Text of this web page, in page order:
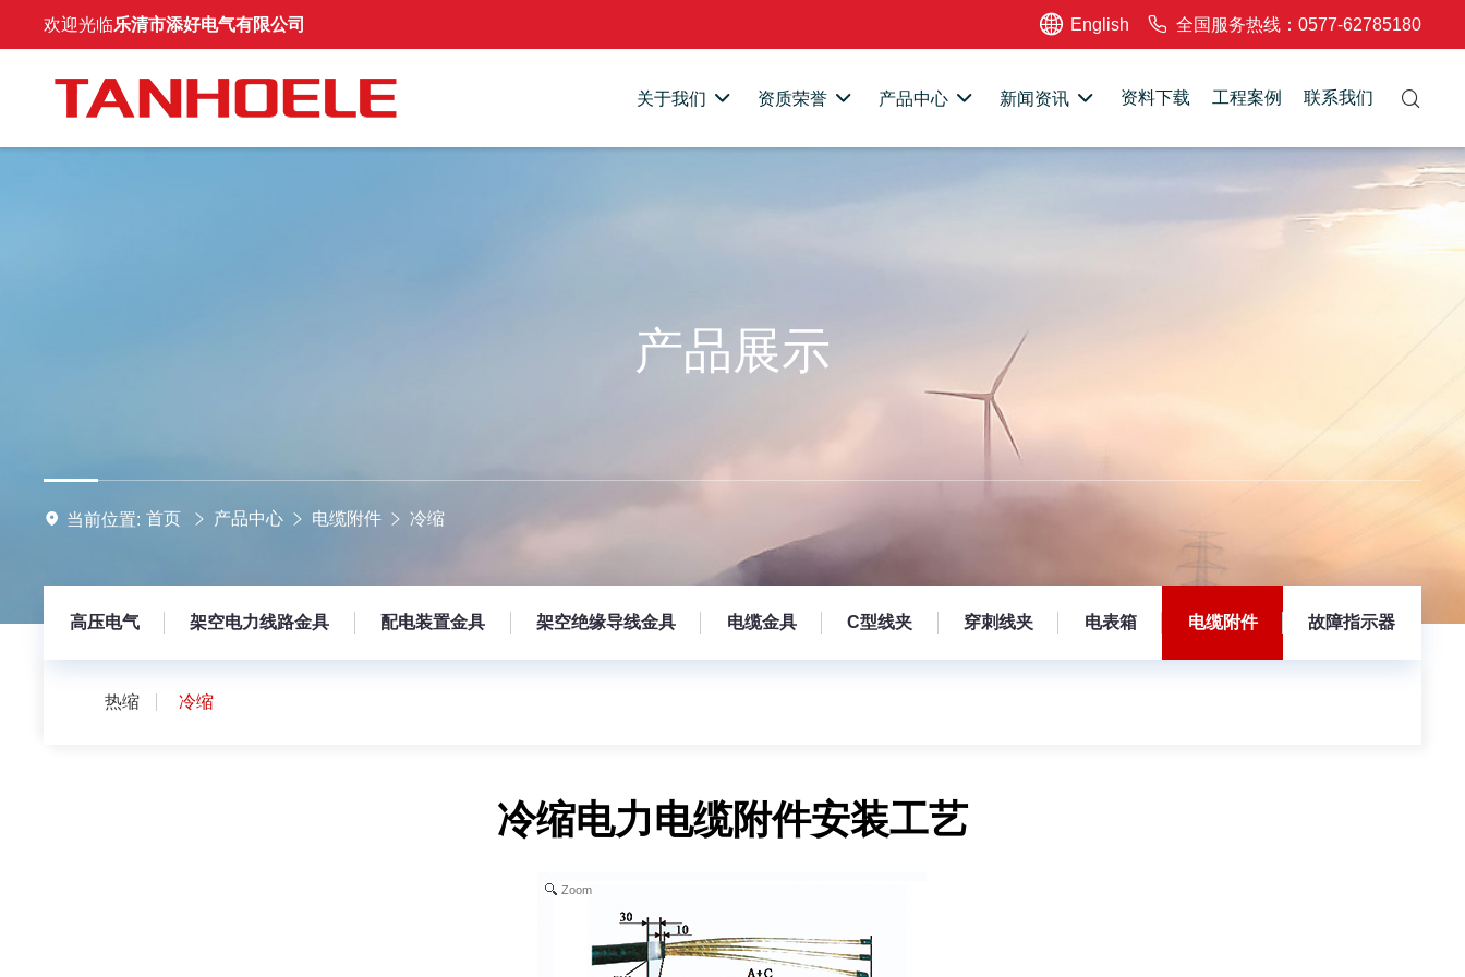
欢迎光临乐清市添好电气有限公司 English 全国服务热线：0577-62785180
关于我们 资质荣誉 产品中心 新闻资讯 资料下载 工程案例 联系我们
产品展示
当前位置: 首页 产品中心 电缆附件 冷缩
高压电气 架空电力线路金具 配电装置金具 架空绝缘导线金具 电缆金具 C型线夹 穿刺线夹 电表箱 电缆附件 故障指示器
热缩 冷缩
冷缩电力电缆附件安装工艺
Zoom